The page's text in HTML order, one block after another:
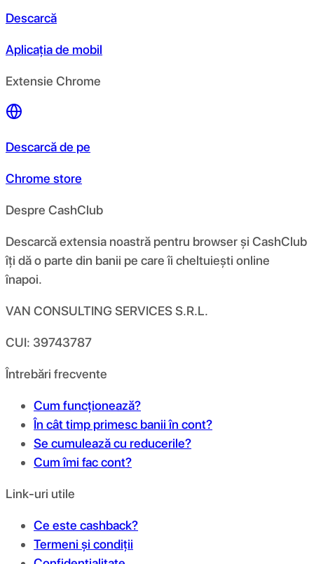
Descarcă
Aplicația de mobil
Extensie Chrome
Descarcă de pe
Chrome store
Despre CashClub
Descarcă extensia noastră pentru browser și CashClub
îți dă o parte din banii pe care îi cheltuiești online
înapoi.
VAN CONSULTING SERVICES S.R.L.
CUI: 39743787
Întrebări frecvente
Cum funcționează?
În cât timp primesc banii în cont?
Se cumulează cu reducerile?
Cum îmi fac cont?
Link-uri utile
Ce este cashback?
Termeni și condiții